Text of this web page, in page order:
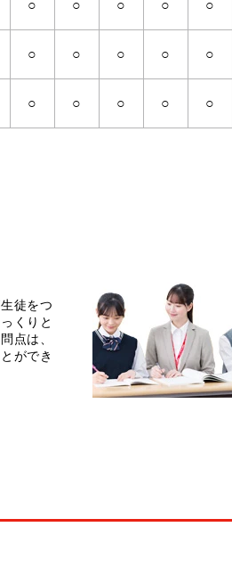
○ ○ ○ ○ ○
○ ○ ○ ○ ○
○ ○ ○ ○ ○
徒をつ
くりと
点は、
ができ